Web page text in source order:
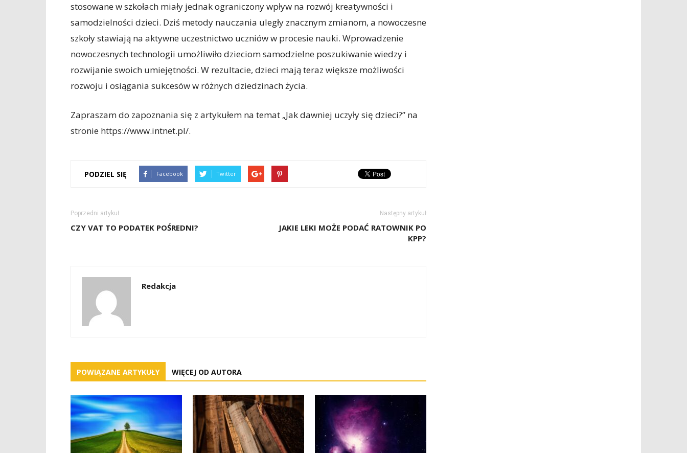
stosowane w szkołach miały jednak ograniczony wpływ na rozwój kreatywności i
samodzielności dzieci. Dziś metody nauczania uległy znacznym zmianom, a nowoczesne
szkoły stawiają na aktywne uczestnictwo uczniów w procesie nauki. Wprowadzenie
nowoczesnych technologii umożliwiło dzieciom samodzielne poszukiwanie wiedzy i
rozwijanie swoich umiejętności. W rezultacie, dzieci mają teraz większe możliwości
rozwoju i osiągania sukcesów w różnych dziedzinach życia.
Zapraszam do zapoznania się z artykułem na temat „Jak dawniej uczyły się dzieci?” na
stronie https://www.intnet.pl/.
PODZIEL SIĘ Facebook Twitter
Poprzedni artykuł
CZY VAT TO PODATEK POŚREDNI?
Następny artykuł
JAKIE LEKI MOŻE PODAĆ RATOWNIK PO
KPP?
Redakcja
POWIĄZANE ARTYKUŁY WIĘCEJ OD AUTORA